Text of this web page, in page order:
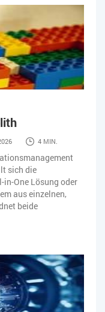
4 MIN.
sich die
in-One Lösung oder
aus einzelnen,
beide